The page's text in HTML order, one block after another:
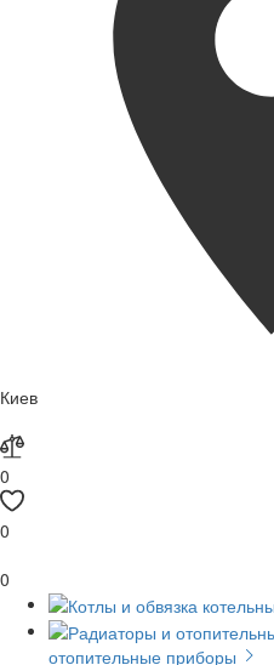
Киев
0
0
0
отопительные приборы